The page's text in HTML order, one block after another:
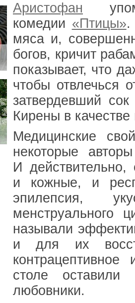
Аристофан
комедии «Птицы».
мяса и,
богов, кричит
показывает, что
чтобы отвлечься
затвердевший
Кирены в
Медицинские
некоторые
И действительно,
и кожные, и
эпилепсия,
менструального
называли
и для их
столе
любовники.